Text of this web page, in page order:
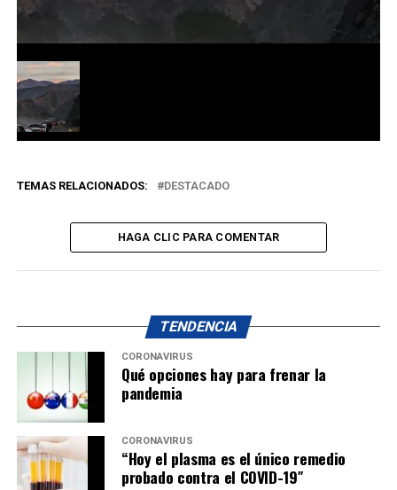
TEMAS RELACIONADOS: DESTACADO
HAGA CLIC PARA COMENTAR
TENDENCIA
CORONAVIRUS
Qué opciones hay para frenar la
pandemia
CORONAVIRUS
“Hoy el plasma es el único remedio
probado contra el COVID-19″